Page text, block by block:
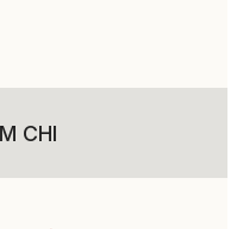
CHI